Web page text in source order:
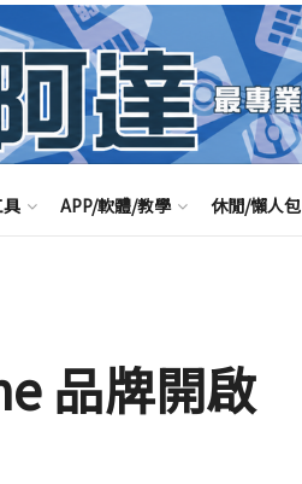
APP/軟體/教學 休閒/懶人包
品牌開啟